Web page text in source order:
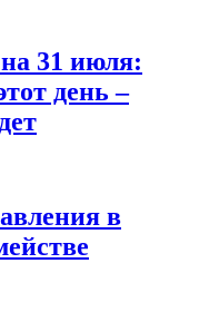
31 июля:
день –
в